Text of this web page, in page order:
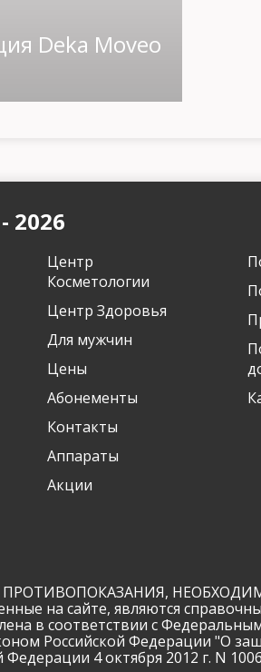
Deka Moveo
2026
Центр
Косметологии
Центр Здоровья
Для мужчин
Цены
Абонементы
Контакты
Аппараты
Акции
на сайте, являются
в соответствии с
Российской Федерации "О
Федерации 4 октября 2012 г. N
Имя